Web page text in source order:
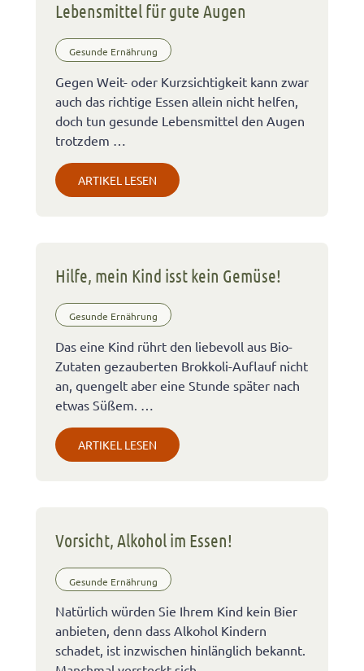
Lebensmittel für gute Augen
Gesunde Ernährung
Gegen Weit- oder Kurzsichtigkeit kann zwar
auch das richtige Essen allein nicht helfen,
doch tun gesunde Lebensmittel den Augen
trotzdem …
ARTIKEL LESEN
Hilfe, mein Kind isst kein Gemüse!
Gesunde Ernährung
Das eine Kind rührt den liebevoll aus Bio-
Zutaten gezauberten Brokkoli-Auflauf nicht
an, quengelt aber eine Stunde später nach
etwas Süßem. …
ARTIKEL LESEN
Vorsicht, Alkohol im Essen!
Gesunde Ernährung
Natürlich würden Sie Ihrem Kind kein Bier
anbieten, denn dass Alkohol Kindern
schadet, ist inzwischen hinlänglich bekannt.